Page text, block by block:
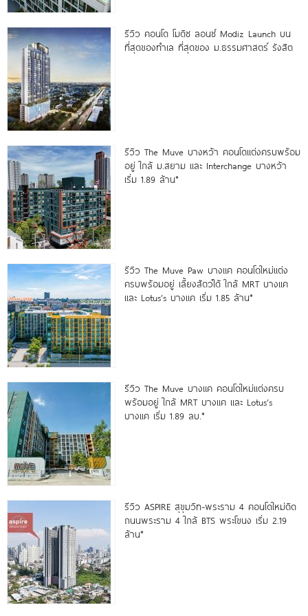
รีวิว คอนโด โมดิซ ลอนซ์ Modiz Launch บน
ที่สุดของทำเล ที่สุดของ ม.ธรรมศาสตร์ รังสิต
รีวิว The Muve บางหว้า คอนโดแต่งครบพร้อม
อยู่ ใกล้ ม.สยาม และ Interchange บางหว้า
เริ่ม 1.89 ล้าน*
รีวิว The Muve Paw บางแค คอนโดใหม่แต่ง
ครบพร้อมอยู่ เลี้ยงสัตว์ได้ ใกล้ MRT บางแค
และ Lotus’s บางแค เริ่ม 1.85 ล้าน*
รีวิว The Muve บางแค คอนโดใหม่แต่งครบ
พร้อมอยู่ ใกล้ MRT บางแค และ Lotus’s
บางแค เริ่ม 1.89 ลบ.*
รีวิว ASPIRE สุขุมวิท-พระราม 4 คอนโดใหม่ติด
ถนนพระราม 4 ใกล้ BTS พระโขนง เริ่ม 2.19
ล้าน*